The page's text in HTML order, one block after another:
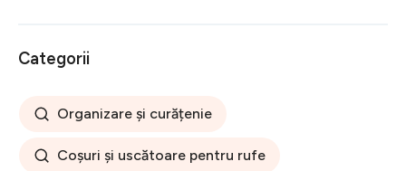
Categorii
Organizare și curățenie
Coșuri și uscătoare pentru rufe